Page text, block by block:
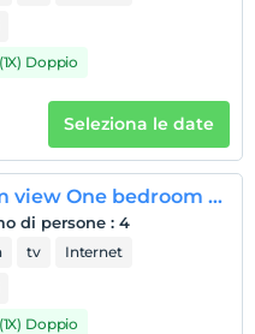
(1X) Doppio
Seleziona le date
Partial Haram view One bedroom Suite
di persone : 4
tv
Internet
(1X) Doppio